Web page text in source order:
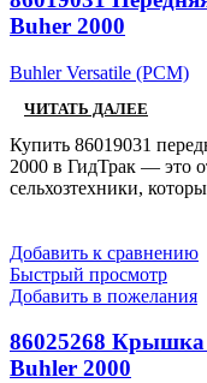
Buher 2000
Buhler Versatile (РСМ)
ЧИТАТЬ ДАЛЕЕ
Купить 86019031
2000 в ГидТрак — это
сельхозтехники,
Добавить к сравнению
Быстрый просмотр
Добавить в пожелания
86025268
Buhler 2000